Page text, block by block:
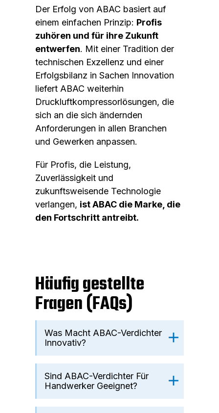
Der Erfolg von ABAC basiert auf
einem einfachen Prinzip: Profis
zuhören und für ihre Zukunft
entwerfen. Mit einer Tradition der
technischen Exzellenz und einer
Erfolgsbilanz in Sachen Innovation
liefert ABAC weiterhin
Druckluftkompressorlösungen, die
sich an die sich ändernden
Anforderungen in allen Branchen
und Gewerken anpassen.
Für Profis, die Leistung,
Zuverlässigkeit und
zukunftsweisende Technologie
verlangen, ist ABAC die Marke, die
den Fortschritt antreibt.
Häufig gestellte
Fragen (FAQs)
Was Macht ABAC-Verdichter
Innovativ?
Sind ABAC-Verdichter Für
Handwerker Geeignet?